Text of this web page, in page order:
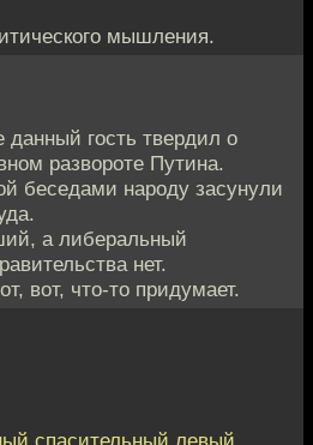
мышления.
гость твердил о
развороте Путина.
беседами народу засунули
а либеральный
нет.
вот, что-то придумает.
спасительный левый